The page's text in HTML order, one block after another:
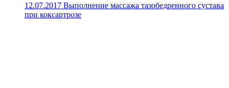
12.07.2017 Выполнение массажа тазобедренного сустава
при коксартрозе